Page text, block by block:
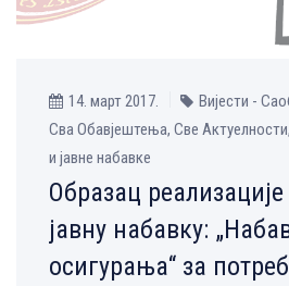
14. март 2017.
Вијести -
Сва Обавјештења, Све
и јавне набавке
Образац
јавну набавку:
осигурања“ за